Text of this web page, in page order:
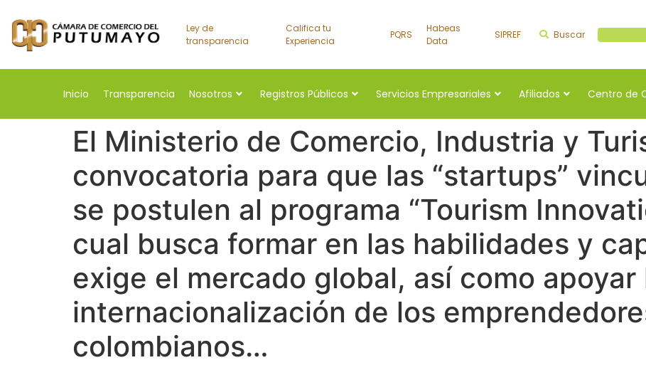
Ley de
transparencia
Califica tu
Experiencia
PQRS
Habeas
Data
SIPREF Buscar
Inicio Transparencia Nosotros Registros Públicos Servicios Empresariales Afiliados Centro de
El Ministerio de Comercio, Industria y
convocatoria para que las “startups”
se postulen al programa “Tourism
cual busca formar en las habilidades y
exige el mercado global, así como
internacionalización de los
colombianos…